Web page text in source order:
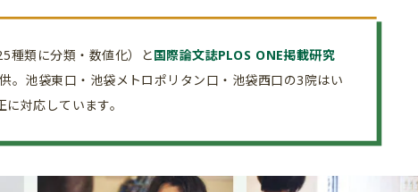
種類に分類・数値化）と国際論文誌PLOS ONE掲載研究
。池袋東口・池袋メトロポリタン口・池袋西口の3院はい
対応しています。